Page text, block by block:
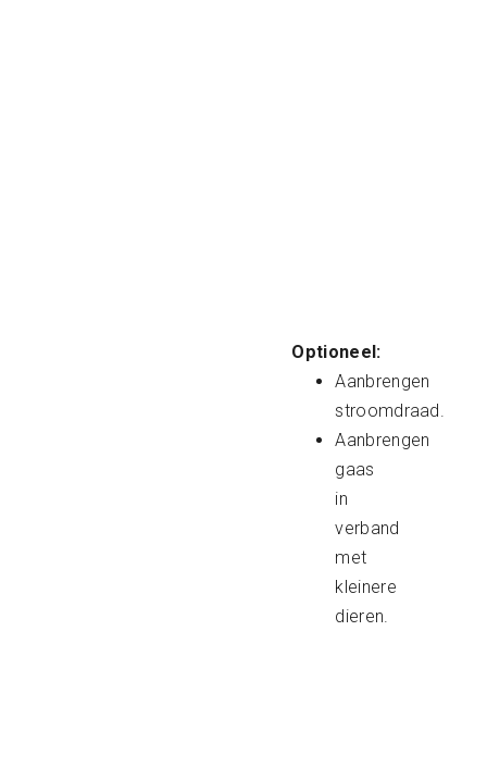
Optioneel:
Aanbrengen
stroomdraad.
Aanbrengen
gaas
in
verband
met
kleinere
dieren.